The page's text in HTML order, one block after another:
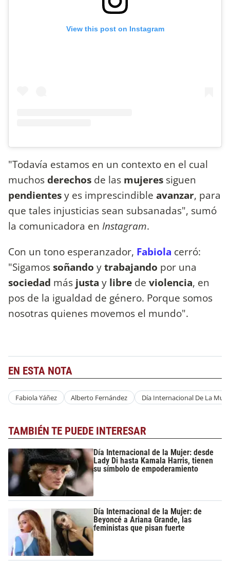
View this post on Instagram
"Todavía estamos en un contexto en el cual
muchosderechos de las mujeres siguen
pendientesy es imprescindible avanzar, para
que tales injusticias sean subsanadas", sumó
la comunicadora en Instagram.
Con un tono esperanzador, Fabiola cerró:
"Sigamossoñando ytrabajando por una
sociedad más justa y libre de violencia, en
pos de la igualdad de género. Porque somos
nosotras quienes movemos el mundo".
EN ESTA NOTA
Fabiola Yáñez Alberto Fernández Día Internacional De La
TAMBIÉN TE PUEDE INTERESAR
Día Internacional de la Mujer: desde
Lady Di hasta Kamala Harris, tienen
su símbolo de empoderamiento
Día Internacional de la Mujer: de
Beyoncé a Ariana Grande, las
feministas que pisan fuerte